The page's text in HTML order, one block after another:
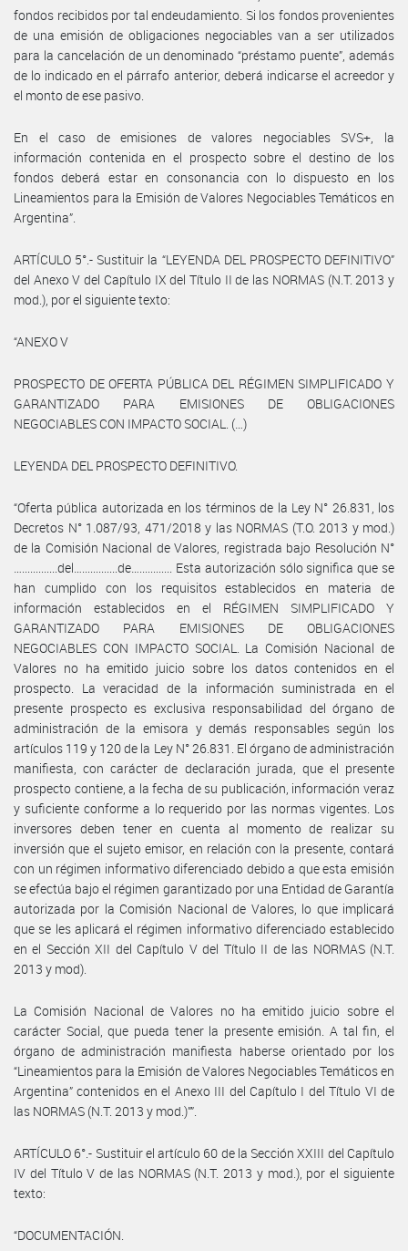
fondos recibidos por tal endeudamiento. Si los fondos provenientes
de una emisión de obligaciones negociables van a ser utilizados
para la cancelación de un denominado “préstamo puente”, además
de lo indicado en el párrafo anterior, deberá indicarse el acreedor y
el monto de ese pasivo.
En el caso de emisiones de valores negociables SVS+, la
información contenida en el prospecto sobre el destino de los
fondos deberá estar en consonancia con lo dispuesto en los
Lineamientos para la Emisión de Valores Negociables Temáticos en
Argentina”.
ARTÍCULO 5°.- Sustituir la “LEYENDA DEL PROSPECTO DEFINITIVO”
del Anexo V del Capítulo IX del Título II de las NORMAS (N.T. 2013 y
mod.), por el siguiente texto:
“ANEXO V
PROSPECTO DE OFERTA PÚBLICA DEL RÉGIMEN SIMPLIFICADO Y
GARANTIZADO PARA EMISIONES DE OBLIGACIONES
NEGOCIABLES CON IMPACTO SOCIAL. (…)
LEYENDA DEL PROSPECTO DEFINITIVO.
“Oferta pública autorizada en los términos de la Ley N° 26.831, los
Decretos N° 1.087/93, 471/2018 y las NORMAS (T.O. 2013 y mod.)
de la Comisión Nacional de Valores, registrada bajo Resolución N°
….............del….............de…............ Esta autorización sólo significa que se
han cumplido con los requisitos establecidos en materia de
información establecidos en el RÉGIMEN SIMPLIFICADO Y
GARANTIZADO PARA EMISIONES DE OBLIGACIONES
NEGOCIABLES CON IMPACTO SOCIAL. La Comisión Nacional de
Valores no ha emitido juicio sobre los datos contenidos en el
prospecto. La veracidad de la información suministrada en el
presente prospecto es exclusiva responsabilidad del órgano de
administración de la emisora y demás responsables según los
artículos 119 y 120 de la Ley N° 26.831. El órgano de administración
manifiesta, con carácter de declaración jurada, que el presente
prospecto contiene, a la fecha de su publicación, información veraz
y suficiente conforme a lo requerido por las normas vigentes. Los
inversores deben tener en cuenta al momento de realizar su
inversión que el sujeto emisor, en relación con la presente, contará
con un régimen informativo diferenciado debido a que esta emisión
se efectúa bajo el régimen garantizado por una Entidad de Garantía
autorizada por la Comisión Nacional de Valores, lo que implicará
que se les aplicará el régimen informativo diferenciado establecido
en el Sección XII del Capítulo V del Título II de las NORMAS (N.T.
2013 y mod).
La Comisión Nacional de Valores no ha emitido juicio sobre el
carácter Social, que pueda tener la presente emisión. A tal fin, el
órgano de administración manifiesta haberse orientado por los
“Lineamientos para la Emisión de Valores Negociables Temáticos en
Argentina” contenidos en el Anexo III del Capítulo I del Título VI de
las NORMAS (N.T. 2013 y mod.)””.
ARTÍCULO 6°.- Sustituir el artículo 60 de la Sección XXIII del Capítulo
IV del Título V de las NORMAS (N.T. 2013 y mod.), por el siguiente
texto:
“DOCUMENTACIÓN.